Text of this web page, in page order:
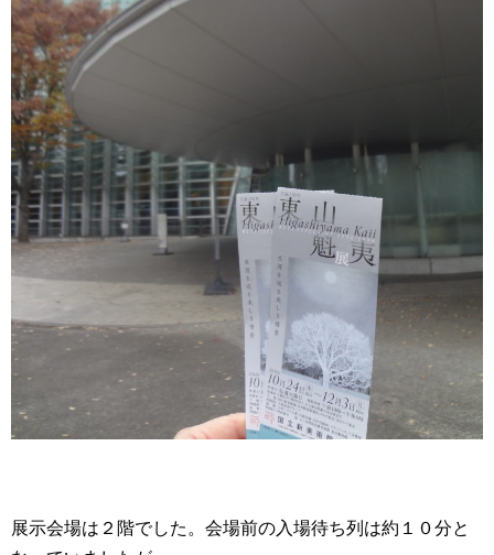
展示会場は２階でした。会場前の入場待ち列は約１０分と